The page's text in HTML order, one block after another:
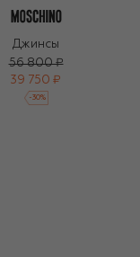
Джинсы
56 800 ₽
39 750 ₽
-30%